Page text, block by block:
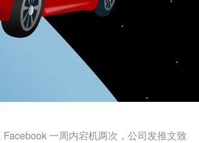
一周内宕机两次，公司发推文致